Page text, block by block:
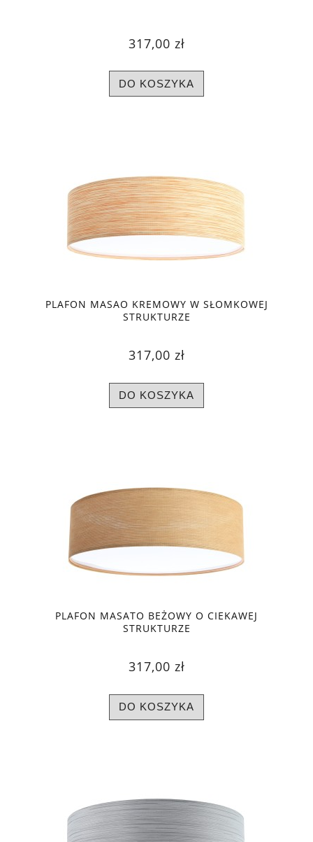
317,00 zł
DO KOSZYKA
PLAFON MASAO KREMOWY W SŁOMKOWEJ
STRUKTURZE
317,00 zł
DO KOSZYKA
PLAFON MASATO BEŻOWY O CIEKAWEJ
STRUKTURZE
317,00 zł
DO KOSZYKA